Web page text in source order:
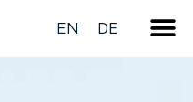
EN DE